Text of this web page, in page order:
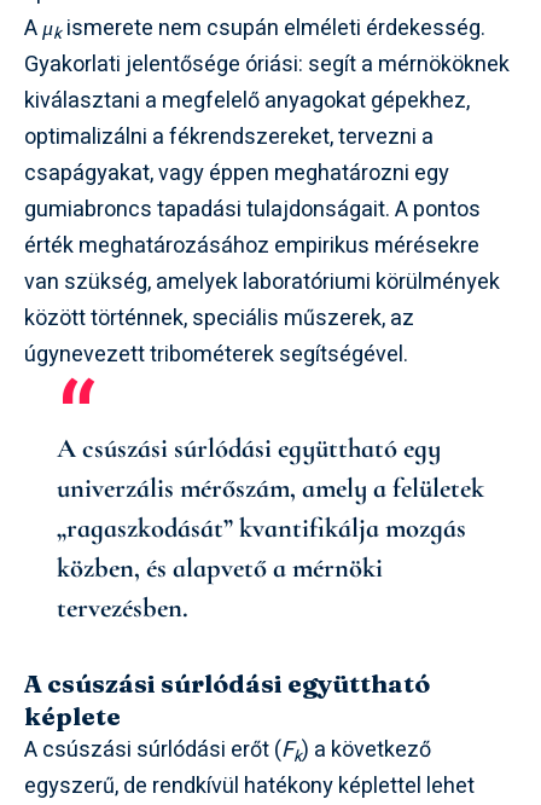
Aμkismerete nem csupán elméleti érdekesség.
Gyakorlati jelentősége óriási: segít a mérnököknek
kiválasztani a megfelelő anyagokat gépekhez,
optimalizálni a fékrendszereket, tervezni a
csapágyakat, vagy éppen meghatározni egy
gumiabroncs tapadási tulajdonságait. A pontos
érték meghatározásához empirikus mérésekre
van szükség, amelyek laboratóriumi körülmények
között történnek, speciális műszerek, az
úgynevezett tribométerek segítségével.
A csúszási súrlódási együttható egy
univerzális mérőszám, amely a felületek
„ragaszkodását” kvantifikálja mozgás
közben, és alapvető a mérnöki
tervezésben.
A csúszási súrlódási együttható
képlete
A csúszási súrlódási erőt (Fk) a következő
egyszerű, de rendkívül hatékony képlettel lehet